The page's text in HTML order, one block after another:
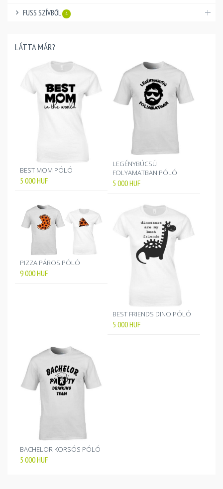
FUSS SZÍVBŐL 4
LÁTTA MÁR?
BEST MOM PÓLÓ
5 000HUF
LEGÉNYBÚCSÚ
FOLYAMATBAN PÓLÓ
5 000HUF
PIZZA PÁROS PÓLÓ
9 000HUF
BEST FRIENDS DINO PÓLÓ
5 000HUF
BACHELOR KORSÓS PÓLÓ
5 000HUF